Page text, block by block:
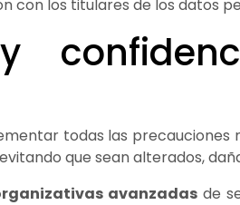
con los titulares de los datos
todas las precauciones
que sean alterados,
avanzadasde